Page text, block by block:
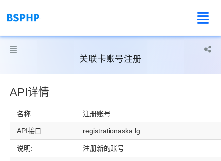

 
关联卡账号注册
API详情
名称: 注册账号
API接口: registrationaska.lg
说明: 注册新的账号